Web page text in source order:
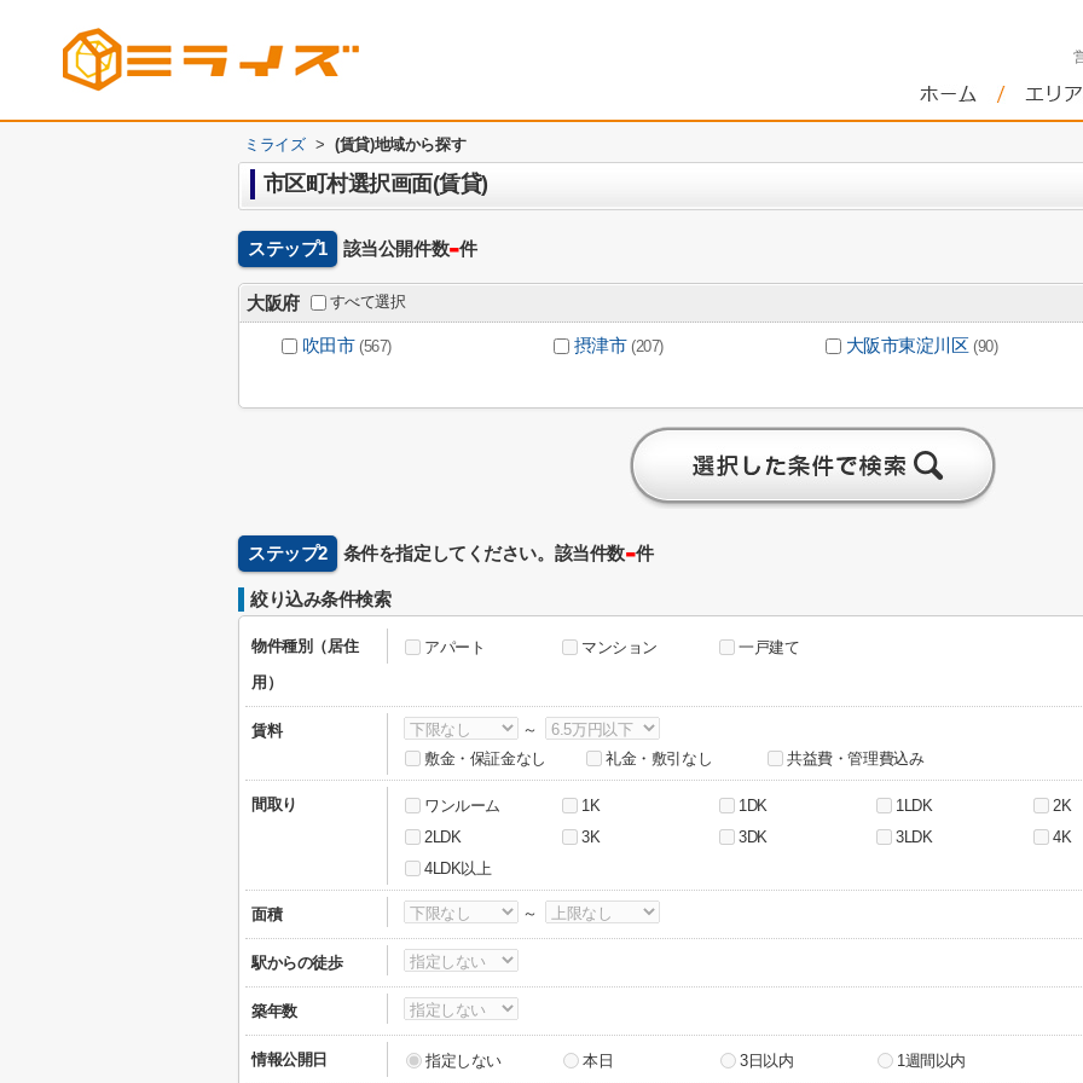
ミライズ > (賃貸)地域から探す
市区町村選択画面(賃貸)
ステップ1 該当公開件数-件
大阪府 すべて選択
吹田市 (567) 摂津市 (207) 大阪市東淀川区 (90)
ステップ2 条件を指定してください。該当件数-件
絞り込み条件検索
物件種別（居住
用）
アパート マンション 一戸建て
賃料
～
敷金・保証金なし
礼金・敷引なし 共益費・管理費込み
間取り ワンルーム 1K 1DK 1LDK 2K
2LDK
3K 3DK 3LDK 4K
4LDK以上
面積 ～
駅からの徒歩
築年数
情報公開日 指定しない 本日 3日以内 1週間以内